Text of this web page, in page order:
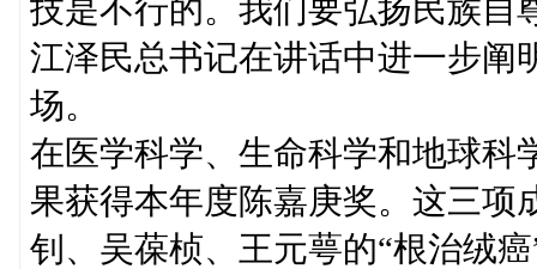
技是不行的。我们要弘扬民族自
江泽民总书记在讲话中进一步阐
场。
在医学科学、生命科学和地球科
果获得本年度陈嘉庚奖。这三项
钊、吴葆桢、王元萼的“根治绒